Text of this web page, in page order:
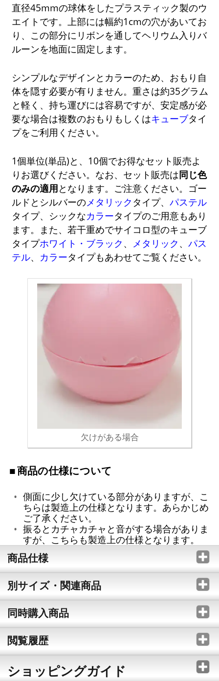
直径45mmの球体をしたプラスティック製のウ
エイトです。上部には幅約1cmの穴があいてお
り、この部分にリボンを通してヘリウム入りバ
ルーンを地面に固定します。
シンプルなデザインとカラーのため、おもり自
体を隠す必要が有りません。重さは約35グラム
と軽く、持ち運びには容易ですが、安定感が必
要な場合は複数のおもりもしくはキューブタイ
プをご利用ください。
1個単位(単品)と、10個でお得なセット販売よ
りお選びください。なお、セット販売は同じ色
のみの適用となります。ご注意ください。ゴー
ルドとシルバーのメタリック タイプ、パステル
タイプ、シックなカラータイプのご用意もあり
ます。また、若干重めでサイコロ型のキューブ
タイプホワイト・ブラック 、 メタリック 、パス
テル、 カラータイプもあわせてご覧ください。
欠けがある場合
商品の仕様について
側面に少し欠けている部分がありますが、こ
ちらは製造上の仕様となります。あらかじめ
ご了承ください。
振るとカチャカチャと音がする場合がありま
すが、こちらも製造上の仕様となります。
商品仕様
別サイズ・関連商品
同時購入商品
閲覧履歴
ショッピングガイド